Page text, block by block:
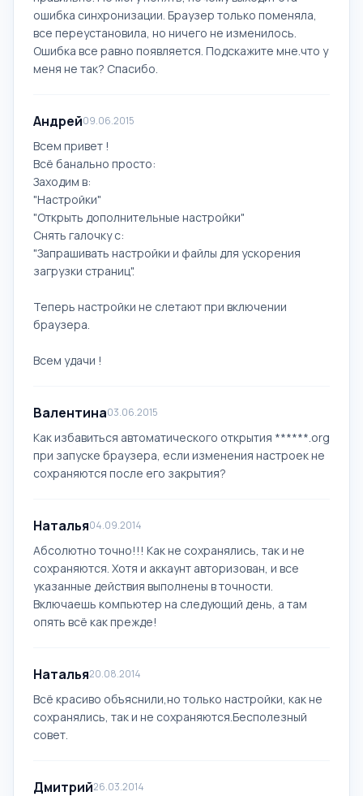
ошибка синхронизации. Браузер только поменяла,
все переустановила, но ничего не изменилось.
Ошибка все равно появляется. Подскажите мне.что у
меня не так? Спасибо.
Андрей09.06.2015
Всем привет !
Всё банально просто:
Заходим в:
"Настройки"
"Открыть дополнительные настройки"
Снять галочку с:
"Запрашивать настройки и файлы для ускорения
загрузки страниц".
Теперь настройки не слетают при включении
браузера.
Всем удачи !
Валентина03.06.2015
Как избавиться автоматического открытия ******.org
при запуске браузера, если изменения настроек не
сохраняются после его закрытия?
Наталья04.09.2014
Абсолютно точно!!! Как не сохранялись, так и не
сохраняются. Хотя и аккаунт авторизован, и все
указанные действия выполнены в точности.
Включаешь компьютер на следующий день, а там
опять всё как прежде!
Наталья20.08.2014
Всё красиво объяснили,но только настройки, как не
сохранялись, так и не сохраняются.Бесполезный
совет.
Дмитрий26.03.2014